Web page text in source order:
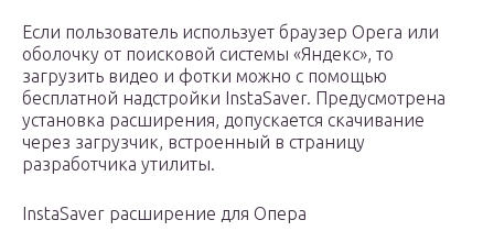
Если пользователь использует браузер Opera или
оболочку от поисковой системы «Яндекс», то
загрузить видео и фотки можно с помощью
бесплатной надстройки InstaSaver. Предусмотрена
установка расширения, допускается скачивание
через загрузчик, встроенный в страницу
разработчика утилиты.
InstaSaver расширение для Опера